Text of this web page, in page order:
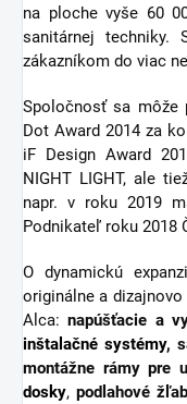
na ploche vyše 60
sanitárnej techniky.
zákazníkom do viac
Spoločnosť sa
Dot Award 2014 za
iF Design Award
NIGHT LIGHT, ale
napr. v roku 2019
Podnikateľ roku 2018
O dynamickú
originálne a
Alca:napúšťacie a
inštalačné systémy,
montážne rámy pre
dosky, podlahové